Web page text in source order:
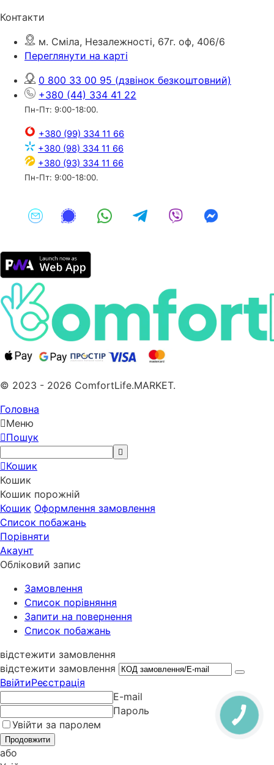
Контакти
м. Сміла, Незалежності, 67г. оф, 406/6
Переглянути на карті
0 800 33 00 95 (дзвінок безкоштовний)
+380 (44) 334 41 22
Пн-Пт: 9:00-18:00.
+380 (99) 334 11 66
+380 (98) 334 11 66
+380 (93) 334 11 66
Пн-Пт: 9:00-18:00.
© 2023 - 2026 ComfortLife.MARKET.
Головна
Меню
Пошук
Кошик
Кошик
Кошик порожній
Кошик Оформлення замовлення
Список побажань
Порівняти
Акаунт
Обліковий запис
Замовлення
Cписок порівняння
Запити на повернення
Список побажань
відстежити замовлення
відстежити замовлення
ВвійтиРеєстрація
E-mail
Пароль
Увійти за паролем
Продовжити
або